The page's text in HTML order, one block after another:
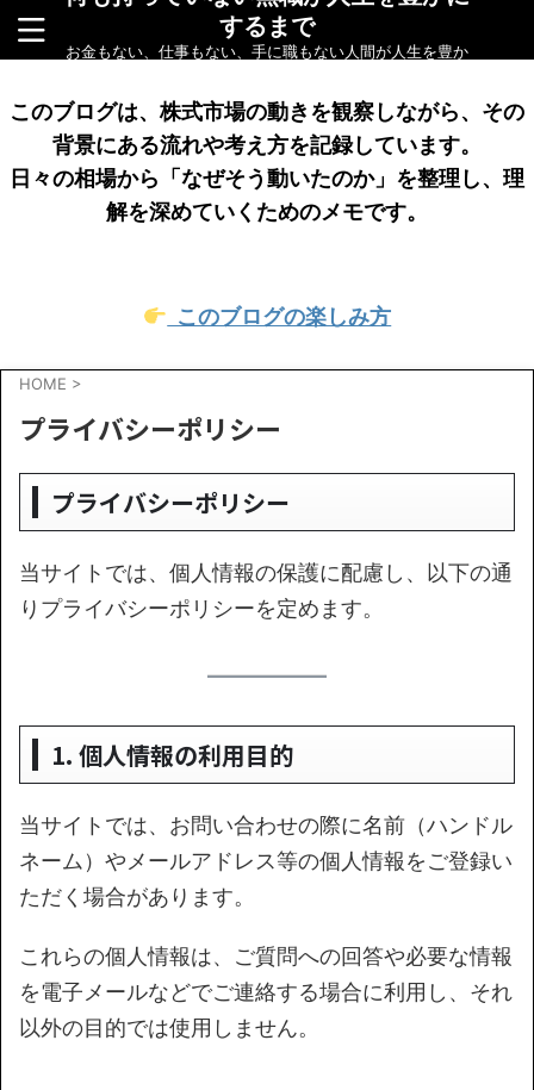
するまで
お金もない、仕事もない、手に職もない人間が人生を豊か
このブログは、株式市場の動きを観察しながら、その
背景にある流れや考え方を記録しています。
日々の相場から「なぜそう動いたのか」を整理し、理
解を深めていくためのメモです。
このブログの楽しみ方
HOME >
プライバシーポリシー
プライバシーポリシー
当サイトでは、個人情報の保護に配慮し、以下の通
りプライバシーポリシーを定めます。
1. 個人情報の利用目的
当サイトでは、お問い合わせの際に名前（ハンドル
ネーム）やメールアドレス等の個人情報をご登録い
ただく場合があります。
これらの個人情報は、ご質問への回答や必要な情報
を電子メールなどでご連絡する場合に利用し、それ
以外の目的では使用しません。